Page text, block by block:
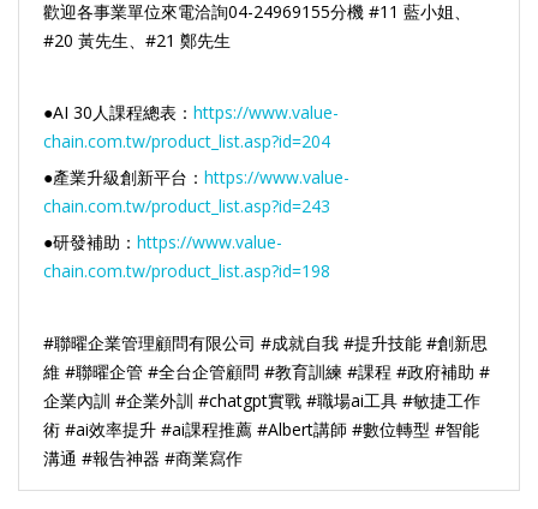
歡迎各事業單位來電洽詢04-24969155分機 #11 藍小姐、
#20 黃先生、#21 鄭先生
●AI 30人課程總表： https://www.value-
chain.com.tw/product_list.asp?id=204
●產業升級創新平台： https://www.value-
chain.com.tw/product_list.asp?id=243
●研發補助： https://www.value-
chain.com.tw/product_list.asp?id=198
#聯曜企業管理顧問有限公司 #成就自我 #提升技能 #創新思
維 #聯曜企管 #全台企管顧問 #教育訓練 #課程 #政府補助 #
企業內訓 #企業外訓 #chatgpt實戰 #職場ai工具 #敏捷工作
術 #ai效率提升 #ai課程推薦 #Albert講師 #數位轉型 #智能
溝通 #報告神器 #商業寫作